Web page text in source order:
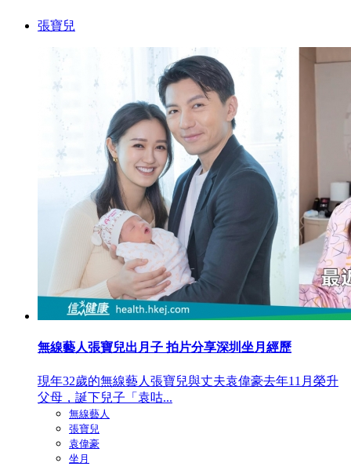
張寶兒
無線藝人張寶兒出月子 拍片分享深圳坐月經歷
現年32歲的無線藝人張寶兒與丈夫袁偉豪去年11月榮升
父母，誕下兒子「袁咕...
無線藝人
張寶兒
袁偉豪
坐月